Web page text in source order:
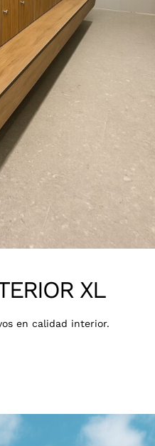
XL
en calidad interior.